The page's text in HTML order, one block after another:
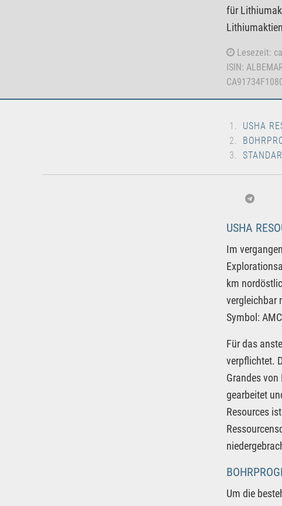
für
Lesezeit:
ISIN:
USHA
USHA
Im
km
vergleichbar
Symbol:
Für das
verpflichtet.
Grandes
gearbeitet
Resources
Um die